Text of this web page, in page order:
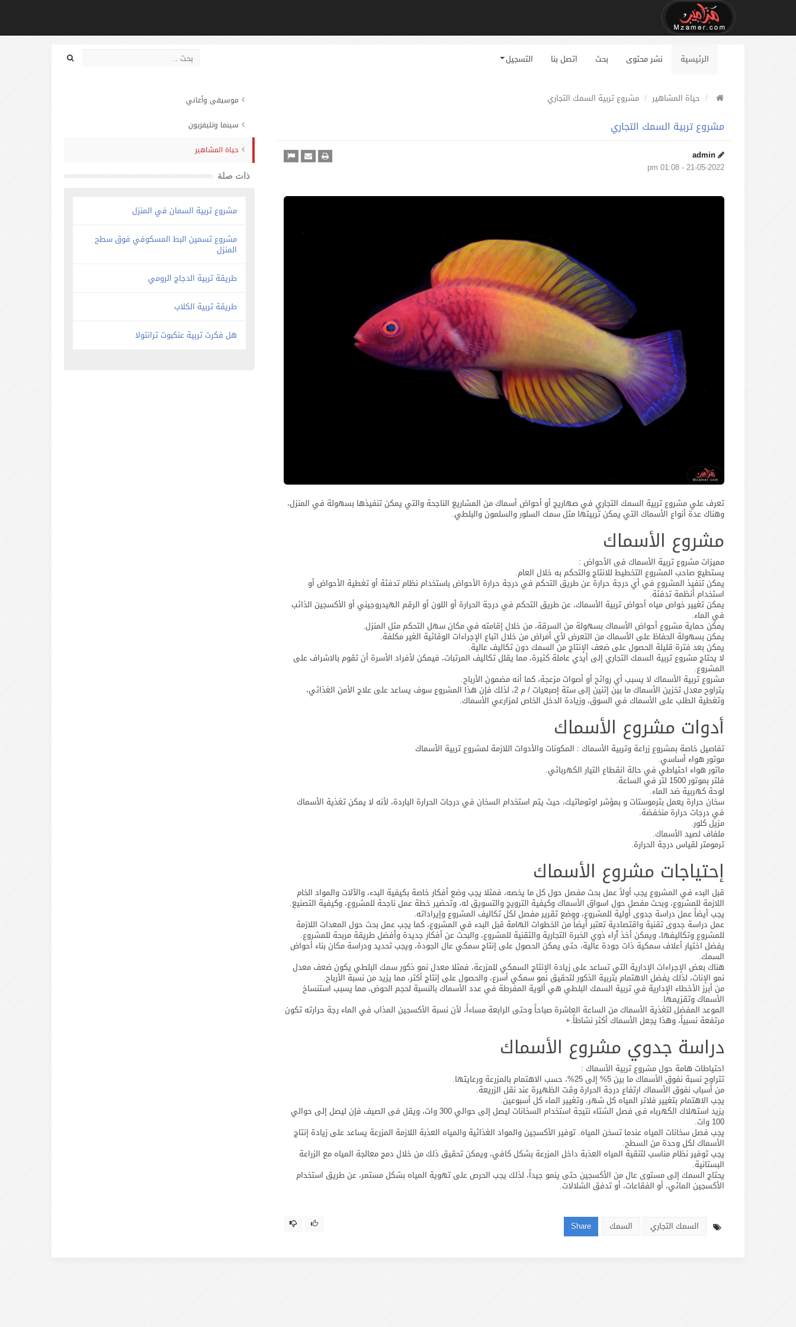
الرئيسية نشر محتوى بحث اتصل بنا التسجيل
حياة المشاهير مشروع تربية السمك التجاري
مشروع تربية السمك التجاري
admin
21-05-2022 - 01:08 pm
تعرف علي مشروع تربية السمك التجاري في صهاريج أو أحواض أسماك من المشاريع الناجحة والتي يمكن تنفيذها بسهولة في المنزل،
وهناك عدة أنواع الأسماك التي يمكن تربيتها مثل سمك السلور والسلمون والبلطي.
مشروع الأسماك
مميزات مشروع تربية الأسماك فى الأحواض :
يستطيع صاحب المشروع التخطيط للانتاج والتحكم به خلال العام.
يمكن تنفيذ المشروع في أي درجة حرارة عن طريق التحكم في درجة حرارة الأحواض باستخدام نظام تدفئة أو تغطية الأحواض أو
استخدام أنظمة تدفئة.
يمكن تغيير خواص مياه أحواض تربية الأسماك، عن طريق التحكم في درجة الحرارة أو اللون أو الرقم الهيدروجيني أو الأكسجين الذائب
في الماء.
يمكن حماية مشروع أحواض الأسماك بسهولة من السرقة، من خلال إقامته في مكان سهل التحكم مثل المنزل.
يمكن بسهولة الحفاظ على الأسماك من التعرض لأي أمراض من خلال اتباع الإجراءات الوقائية الغير مكلفة.
يمكن بعد فترة قليلة الحصول على ضعف الإنتاج من السمك دون تكاليف عالية.
لا يحتاج مشروع تربية السمك التجاري إلى أيدي عاملة كثيرة، مما يقلل تكاليف المرتبات، فيمكن لأفراد الأسرة أن تقوم بالاشراف على
المشروع.
مشروع تربية الأسماك لا يسبب أي روائح أو أصوات مزعجة، كما أنه مضمون الأرباح.
يتراوح معدل تخزين الأسماك ما بين إثنين إلى ستة إصبعيات / م 2، لذلك فإن هذا المشروع سوف يساعد على علاج الأمن الغذائي،
وتغطية الطلب على الأسماك في السوق، وزيادة الدخل الخاص لمزارعي الأسماك.
أدوات مشروع الأسماك
تفاصيل خاصة بمشروع زراعة وتربية الأسماك : المكونات والأدوات اللازمة لمشروع تربية الأسماك
موتور هواء أساسي.
ماتور هواء احتياطي في حالة انقطاع التيار الكهربائي.
فلتر بموتور 1500 لتر في الساعة.
لوحة كهربية ضد الماء.
سخان حرارة يعمل بثرموستات و بمؤشر اوتوماتيك، حيث يتم استخدام السخان في درجات الحرارة الباردة، لأنه لا يمكن تغذية الأسماك
في درجات حرارة منخفضة.
مزيل كلور.
ملفاف لصيد الأسماك.
ترمومتر لقياس درجة الحرارة.
إحتياجات مشروع الأسماك
قبل البدء في المشروع يجب أولاً عمل بحث مفصل حول كل ما يخصه، فمثلا يجب وضع أفكار خاصة بكيفية البدء، والآلات والمواد الخام
اللازمة للمشروع، وبحث مفصل حول اسواق الأسماك وكيفية الترويج والتسويق له، وتحضير خطة عمل ناجحة للمشروع، وكيفية التصنيع.
يجب أيضاً عمل دراسة جدوى أولية للمشروع، ووضع تقرير مفصل لكل تكاليف المشروع وإيراداته.
عمل دراسة جدوى تقنية واقتصادية تعتبر أيضاً من الخطوات الهامة قبل البدء في المشروع، كما يجب عمل بحث حول المعدات اللازمة
للمشروع وتكاليفها، ويمكن أخذ ٱراء ذوي الخبرة التجارية والتقنية للمشروع، والبحث عن أفكار جديدة وأفضل طريقة مربحة للمشروع.
يفضل اختيار أعلاف سمكية ذات جودة عالية، حتى يمكن الحصول على إنتاج سمكي عال الجودة، ويجب تحديد ودراسة مكان بناء أحواض
السمك.
هناك بعض الإجراءات الإدارية التي تساعد على زيادة الإنتاج السمكي للمزرعة، فمثلا معدل نمو ذكور سمك البلطي يكون ضعف معدل
نمو الإناث، لذلك يفضل الاهتمام بتربية الذكور لتحقيق نمو سمكي أسرع، والحصول على إنتاج أكثر، مما يزيد من نسبة الأرباح.
من أبرز الأخطاء الإدارية في تربية السمك البلطي هي ألوية المفرطة في عدد الأسماك بالنسبة لحجم الحوض، مما يسبب استنساخ
الأسماك وتقزيمها.
الموعد المفضل لتغذية الأسماك من الساعة العاشرة صباحاً وحتى الرابعة مساءاً، لأن نسبة الأكسجين المذاب في الماء رجة حرارته تكون
مرتفعة نسبياً، وهذا يجعل الأسماك أكثر نشاطاً.+
دراسة جدوي مشروع الأسماك
احتياطات هامة حول مشروع تربية الأسماك :
تتراوح نسبة نفوق الأسماك ما بين 5% إلى 25%، حسب الاهتمام بالمزرعة ورعايتها.
من أسباب نفوق الأسماك ارتفاع درجة الحرارة وقت الظهيرة عند نقل الزريعة.
يجب الاهتمام بتغيير فلاتر المياه كل شهر، وتغيير الماء كل أسبوعين.
يزيد استهلاك الكهرباء فى فصل الشتاء نتيجة استخدام السخانات ليصل إلى حوالي 300 وات، ويقل فى الصيف فإن ليصل إلى حوالي
100 وات.
يجب فصل سخانات المياه عندما تسخن المياه. توفير الأكسجين والمواد الغذائية والمياه العذبة اللازمة المزرعة يساعد على زيادة إنتاج
الأسماك لكل وحدة من السطح.
يجب توفير نظام مناسب لتنقية المياه العذبة داخل المزرعة بشكل كافي، ويمكن تحقيق ذلك من خلال دمج معالجة المياه مع الزراعة
البستانية.
يحتاج السمك إلى مستوى عال من الأكسجين حتى ينمو جيداً، لذلك يجب الحرص على تهوية المياه بشكل مستمر، عن طريق استخدام
الأكسجين المائي، أو الفقاعات، أو تدفق الشلالات.
السمك التجاري السمك Share
موسيقى وأغاني
سينما وتليفزيون
حياة المشاهير
ذات صلة
مشروع تربية السمان في المنزل
مشروع تسمين البط المسكوفي فوق سطح
المنزل
طريقة تربية الدجاج الرومي
طريقة تربية الكلاب
هل فكرت تربية عنكبوت ترانتولا